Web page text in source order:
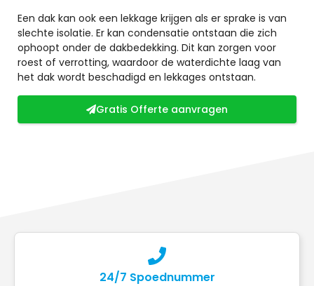
Een dak kan ook een lekkage krijgen als er sprake is van
slechte isolatie. Er kan condensatie ontstaan die zich
ophoopt onder de dakbedekking. Dit kan zorgen voor
roest of verrotting, waardoor de waterdichte laag van
het dak wordt beschadigd en lekkages ontstaan.
Gratis Offerte aanvragen
24/7 Spoednummer